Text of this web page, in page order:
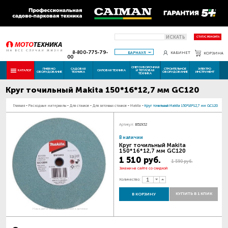
ИСКАТЬ СТАТУС РЕМОНТА
8-800-775-79-
00
БАРНАУЛ КАБИНЕТ КОРЗИНА
КАТАЛОГ ПНЕВМО
ОБОРУДОВАНИЕ
САДОВАЯ
ТЕХНИКА СИЛОВАЯ ТЕХНИКА
СНЕГОУБОРОЧНАЯ
И ТЕПЛОВАЯ
ТЕХНИКА
СТРОИТЕЛЬНОЕ
ОБОРУДОВАНИЕ
ЭЛЕКТРО
ИНСТРУМЕНТ
Круг точильный Makita 150*16*12,7 мм GC120
Главная - Расходные материалы - Для станков - Для заточных станков - Makita - Круг точильный Makita 150*16*12,7 мм GC120
Наведите для увеличения картинки
Артикул: B51932
В наличии
Круг точильный Makita
150*16*12,7 мм GC120
1 510 руб. 1 590 руб.
Закажи на сайте со скидкой
Количество:
В КОРЗИНУ КУПИТЬ В 1 КЛИК